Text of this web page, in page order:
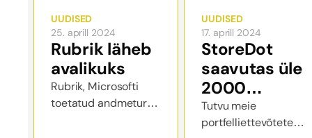
UUDISED
25. aprill 2024
Rubrik läheb
avalikuks
Rubrik, Microsofti
toetatud andmeturbe
UUDISED
17. aprill 2024
StoreDot
saavutas üle
2000
järjestikuse
Tutvu meie
portfelliettevõtete